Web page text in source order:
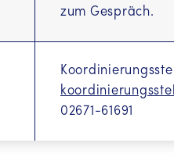
Informacije na
zum Gespräch.
02671-61691